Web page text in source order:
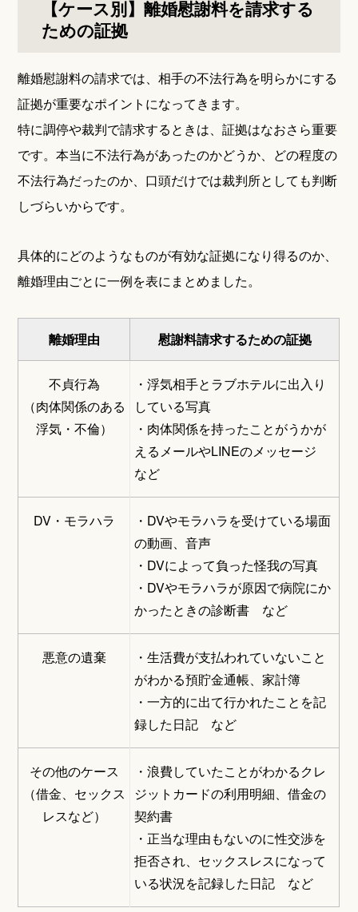
【ケース別】離婚慰謝料を請求する
ための証拠
離婚慰謝料の請求では、相手の不法行為を明らかにする
証拠が重要なポイントになってきます。
特に調停や裁判で請求するときは、証拠はなおさら重要
です。本当に不法行為があったのかどうか、どの程度の
不法行為だったのか、口頭だけでは裁判所としても判断
しづらいからです。
具体的にどのようなものが有効な証拠になり得るのか、
離婚理由ごとに一例を表にまとめました。
離婚理由 慰謝料請求するための証拠
不貞行為
（肉体関係のある
浮気・不倫）
・浮気相手とラブホテルに出入り
している写真
・肉体関係を持ったことがうかが
えるメールやLINEのメッセージ
など
DV・モラハラ
・DVやモラハラを受けている場面
の動画、音声
・DVによって負った怪我の写真
・DVやモラハラが原因で病院にか
かったときの診断書 など
悪意の遺棄
・生活費が支払われていないこと
がわかる預貯金通帳、家計簿
・一方的に出て行かれたことを記
録した日記 など
その他のケース
（借金、セックス
レスなど）
・浪費していたことがわかるクレ
ジットカードの利用明細、借金の
契約書
・正当な理由もないのに性交渉を
拒否され、セックスレスになって
いる状況を記録した日記 など